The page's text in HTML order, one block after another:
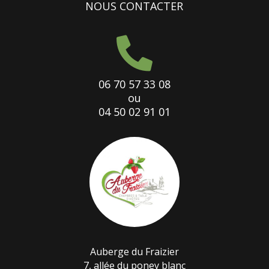
NOUS CONTACTER

06 70 57 33 08
ou
04 50 02 91 01
Auberge du Fraizier
7, allée du poney blanc